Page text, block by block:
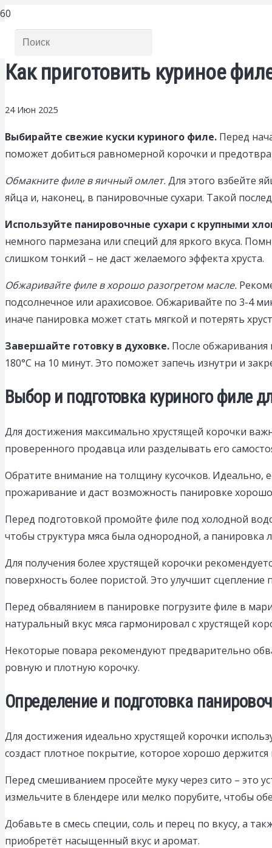
Как приготовить куриное
24 Июн 2025
Выбирайте свежие куски куриного филе. Перед
поможет добиться равномерной корочки и
Обмакните филе в яичный омлет.Для этого взбейте
яйца и, наконец, в панировочные сухари. Такой
Используйте панировочные сухари с крупными
немного пармезана или специй для яркого вкуса.
слишком тонкий – не даст желаемого эффекта хруста.
Обжаривайте филе в хорошо разогретом масле.
подсолнечное или арахисовое. Обжаривайте по 3-4
иначе панировка может стать мягкой и потерять
Завершайте готовку в духовке. После обжаривания
180°C на 10 минут. Это поможет запечь изнутри и
Выбор и подготовка куриного филе
Для достижения максимально хрустящей корочки
проверенного продавца или разделывать его
Обратите внимание на толщину кусочков. Идеально,
прожаривание и даст возможность панировке
Перед подготовкой промойте филе под холодной
чтобы структура мяса была однородной, а панировка
Для получения более хрустящей корочки
поверхность более пористой. Это улучшит
Перед обвалянием в панировке погрузите филе в
натуральный вкус мяса гармонировал с хрустящей
Некоторые повара рекомендуют предварительно
ровную и плотную корочку.
Определение и подготовка
Для достижения идеально хрустящей корочки
создаст плотное покрытие, которое хорошо
Перед смешиванием просейте муку через сито – это
измельчите в блендере или мелко порубите, чтобы
Добавьте в смесь специи, соль и перец по вкусу, а
приобретёт насыщенный вкус и аромат.